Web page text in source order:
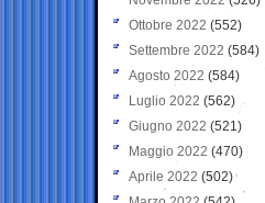
Ottobre 2022 (552)
Settembre 2022 (584)
Agosto 2022 (584)
Luglio 2022 (562)
Giugno 2022 (521)
Maggio 2022 (470)
Aprile 2022 (502)